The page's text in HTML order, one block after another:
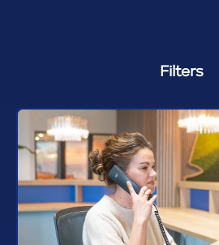
Filters